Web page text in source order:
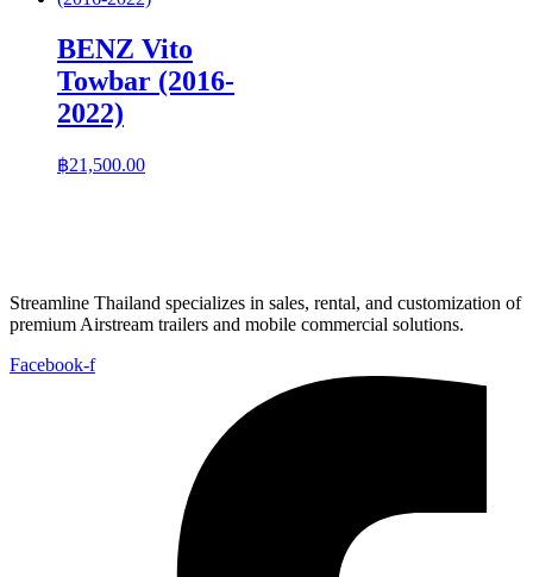
BENZ Vito
Towbar (2016-
2022)
฿21,500.00
Streamline Thailand specializes in sales, rental, and customization of
premium Airstream trailers and mobile commercial solutions.
Facebook-f